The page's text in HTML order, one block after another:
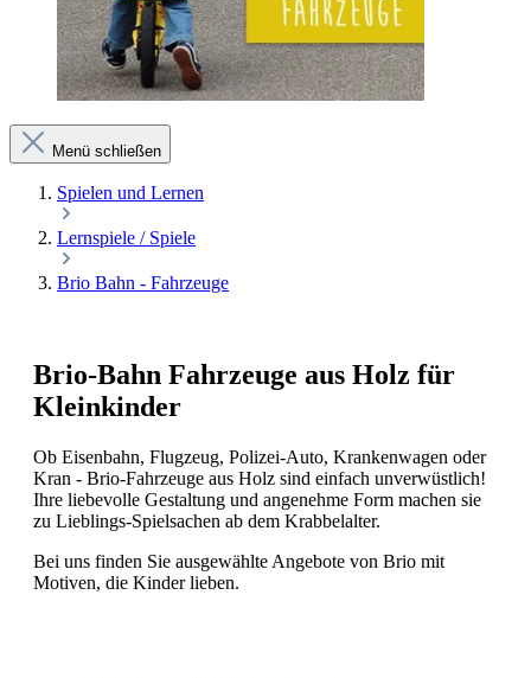
Menü schließen
Spielen und Lernen
Lernspiele / Spiele
Brio Bahn - Fahrzeuge
Brio-Bahn Fahrzeuge aus Holz für
Kleinkinder
Ob Eisenbahn, Flugzeug, Polizei-Auto, Krankenwagen oder
Kran - Brio-Fahrzeuge aus Holz sind einfach unverwüstlich!
Ihre liebevolle Gestaltung und angenehme Form machen sie
zu Lieblings-Spielsachen ab dem Krabbelalter.
Bei uns finden Sie ausgewählte Angebote von Brio mit
Motiven, die Kinder lieben.